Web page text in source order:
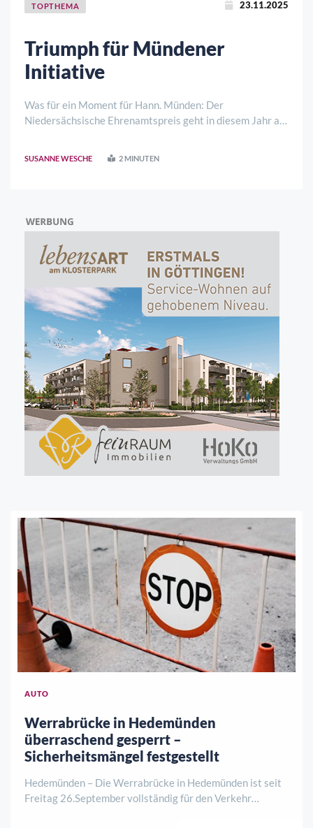
TOPTHEMA 23.11.2025
Triumph für Mündener
Initiative
Was für ein Moment für Hann. Münden: Der
Niedersächsische Ehrenamtspreis geht in diesem Jahr an
Stadt verändern kann. Die Auszeichnung holt da ..
SUSANNE WESCHE 2 MINUTEN
AUTO
Werrabrücke in Hedemünden
überraschend gesperrt –
Sicherheitsmängel festgestellt
Hedemünden – Die Werrabrücke in Hedemünden ist seit
Freitag 26.September vollständig für den Verkehr